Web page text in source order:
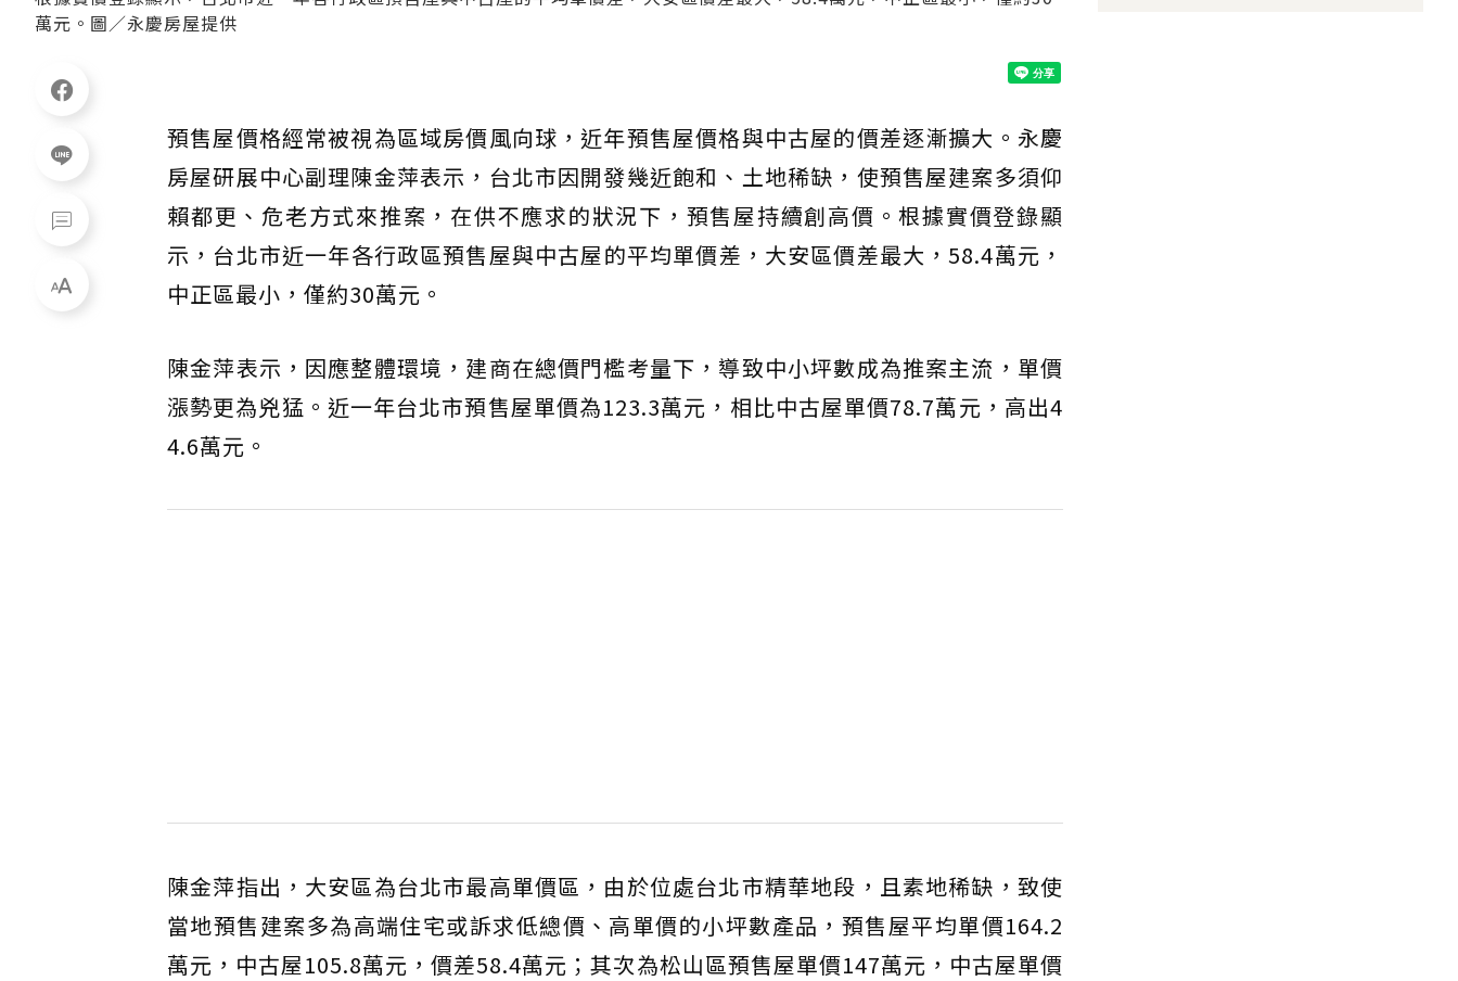
萬元。圖／永慶房屋提供
預售屋價格經常被視為區域房價風向球，近年預售屋價格與中古屋的價差逐漸擴大。永慶
房屋研展中心副理陳金萍表示，台北市因開發幾近飽和、土地稀缺，使預售屋建案多須仰
賴都更、危老方式來推案，在供不應求的狀況下，預售屋持續創高價。根據實價登錄顯
示，台北市近一年各行政區預售屋與中古屋的平均單價差，大安區價差最大，58.4萬元，
中正區最小，僅約30萬元。
陳金萍表示，因應整體環境，建商在總價門檻考量下，導致中小坪數成為推案主流，單價
漲勢更為兇猛。近一年台北市預售屋單價為123.3萬元，相比中古屋單價78.7萬元，高出4
4.6萬元。
陳金萍指出，大安區為台北市最高單價區，由於位處台北市精華地段，且素地稀缺，致使
當地預售建案多為高端住宅或訴求低總價、高單價的小坪數產品，預售屋平均單價164.2
萬元，中古屋105.8萬元，價差58.4萬元；其次為松山區預售屋單價147萬元，中古屋單價